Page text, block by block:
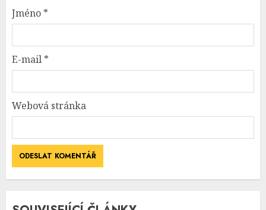
Jméno *
E-mail *
Webová stránka